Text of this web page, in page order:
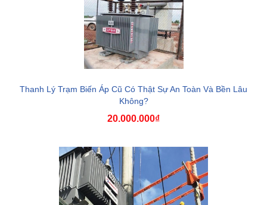
Thanh Lý Trạm Biến Áp Cũ Có Thật Sự An Toàn Và Bền Lâu
Không?
20.000.000₫